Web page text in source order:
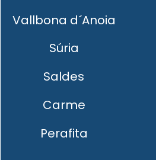
Vallbona d´Anoia
Súria
Saldes
Carme
Perafita